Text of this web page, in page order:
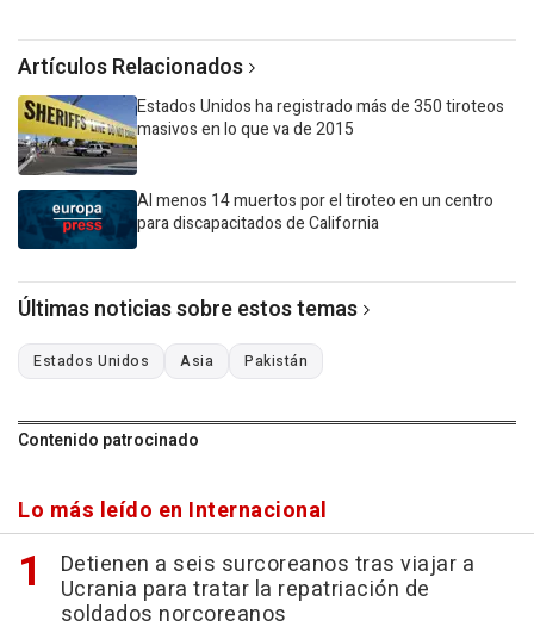
Artículos Relacionados
Estados Unidos ha registrado más de 350 tiroteos
masivos en lo que va de 2015
Al menos 14 muertos por el tiroteo en un centro
para discapacitados de California
Últimas noticias sobre estos temas
Estados Unidos Asia Pakistán
Contenido patrocinado
Lo más leído en Internacional
Detienen a seis surcoreanos tras viajar a
Ucrania para tratar la repatriación de
soldados norcoreanos